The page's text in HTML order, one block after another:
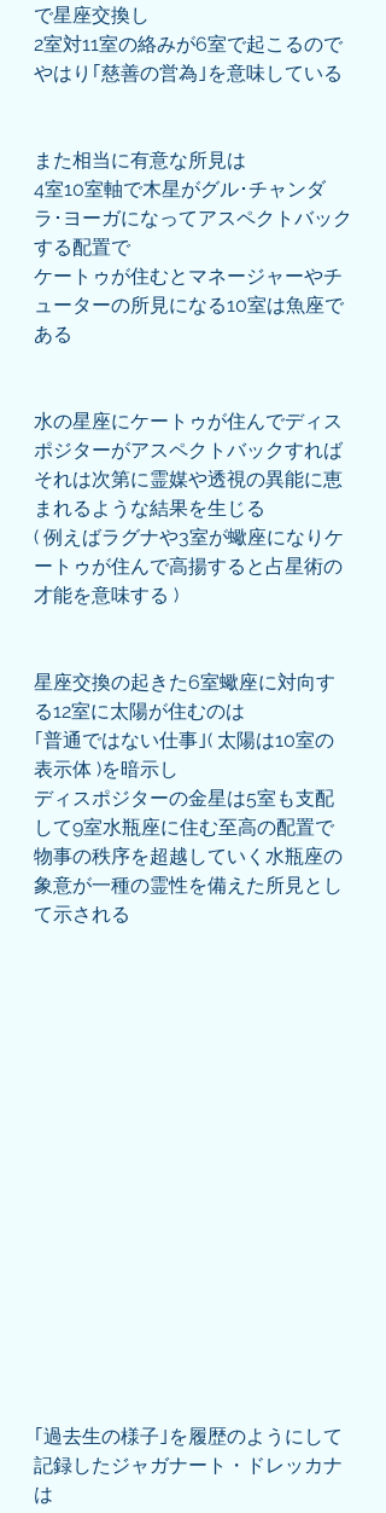
で星座交換し
2室対11室の絡みが6室で起こるので
やはり｢慈善の営為｣を意味している
また相当に有意な所見は
4室10室軸で木星がグル･チャンダ
ラ･ヨーガになってアスペクトバック
する配置で
ケートゥが住むとマネージャーやチ
ューターの所見になる10室は魚座で
ある
水の星座にケートゥが住んでディス
ポジターがアスペクトバックすれば
それは次第に霊媒や透視の異能に恵
まれるような結果を生じる
( 例えばラグナや3室が蠍座になりケ
ートゥが住んで高揚すると占星術の
才能を意味する )
星座交換の起きた6室蠍座に対向す
る12室に太陽が住むのは
｢普通ではない仕事｣( 太陽は10室の
表示体 )を暗示し
ディスポジターの金星は5室も支配
して9室水瓶座に住む至高の配置で
物事の秩序を超越していく水瓶座の
象意が一種の霊性を備えた所見とし
て示される
｢過去生の様子｣を履歴のようにして
記録したジャガナート・ドレッカナ
は